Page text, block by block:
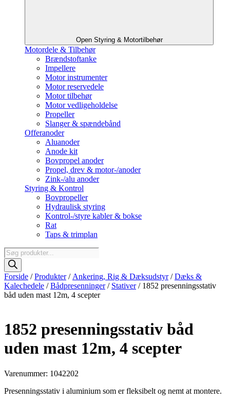
Open Styring & Motortilbehør
Motordele & Tilbehør
Brændstoftanke
Impellere
Motor instrumenter
Motor reservedele
Motor tilbehør
Motor vedligeholdelse
Propeller
Slanger & spændebånd
Offeranoder
Aluanoder
Anode kit
Bovpropel anoder
Propel, drev & motor-/anoder
Zink-/alu anoder
Styring & Kontrol
Bovpropeller
Hydraulisk styring
Kontrol-/styre kabler & bokse
Rat
Taps & trimplan
Products
search
Forside /Produkter/ Ankering, Rig & Dæksudstyr/Dæks &
Kalechedele /Bådpresenninger/ Stativer/ 1852 presenningsstativ
båd uden mast 12m, 4 scepter
1852 presenningsstativ båd
uden mast 12m, 4 scepter
Varenummer: 1042202
Presenningsstativ i aluminium som er fleksibelt og nemt at montere.